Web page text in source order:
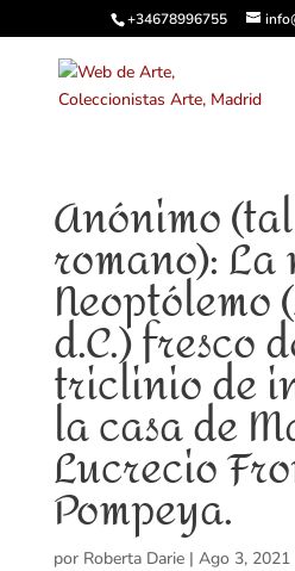
+34678996755
Anónimo
romano):
Neoptólemo
d.C.) fresco
triclinio de
la casa de
Lucrecio
Pompeya.
por Roberta Darie| Ago 3, 2021